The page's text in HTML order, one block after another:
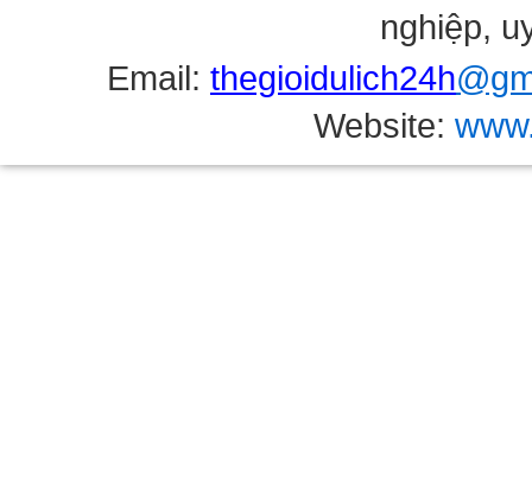
nghiệp,
Email: thegioidulich24h
Website: